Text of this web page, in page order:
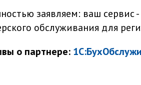
заявляем: ваш сервис
обслуживания для
о партнере: